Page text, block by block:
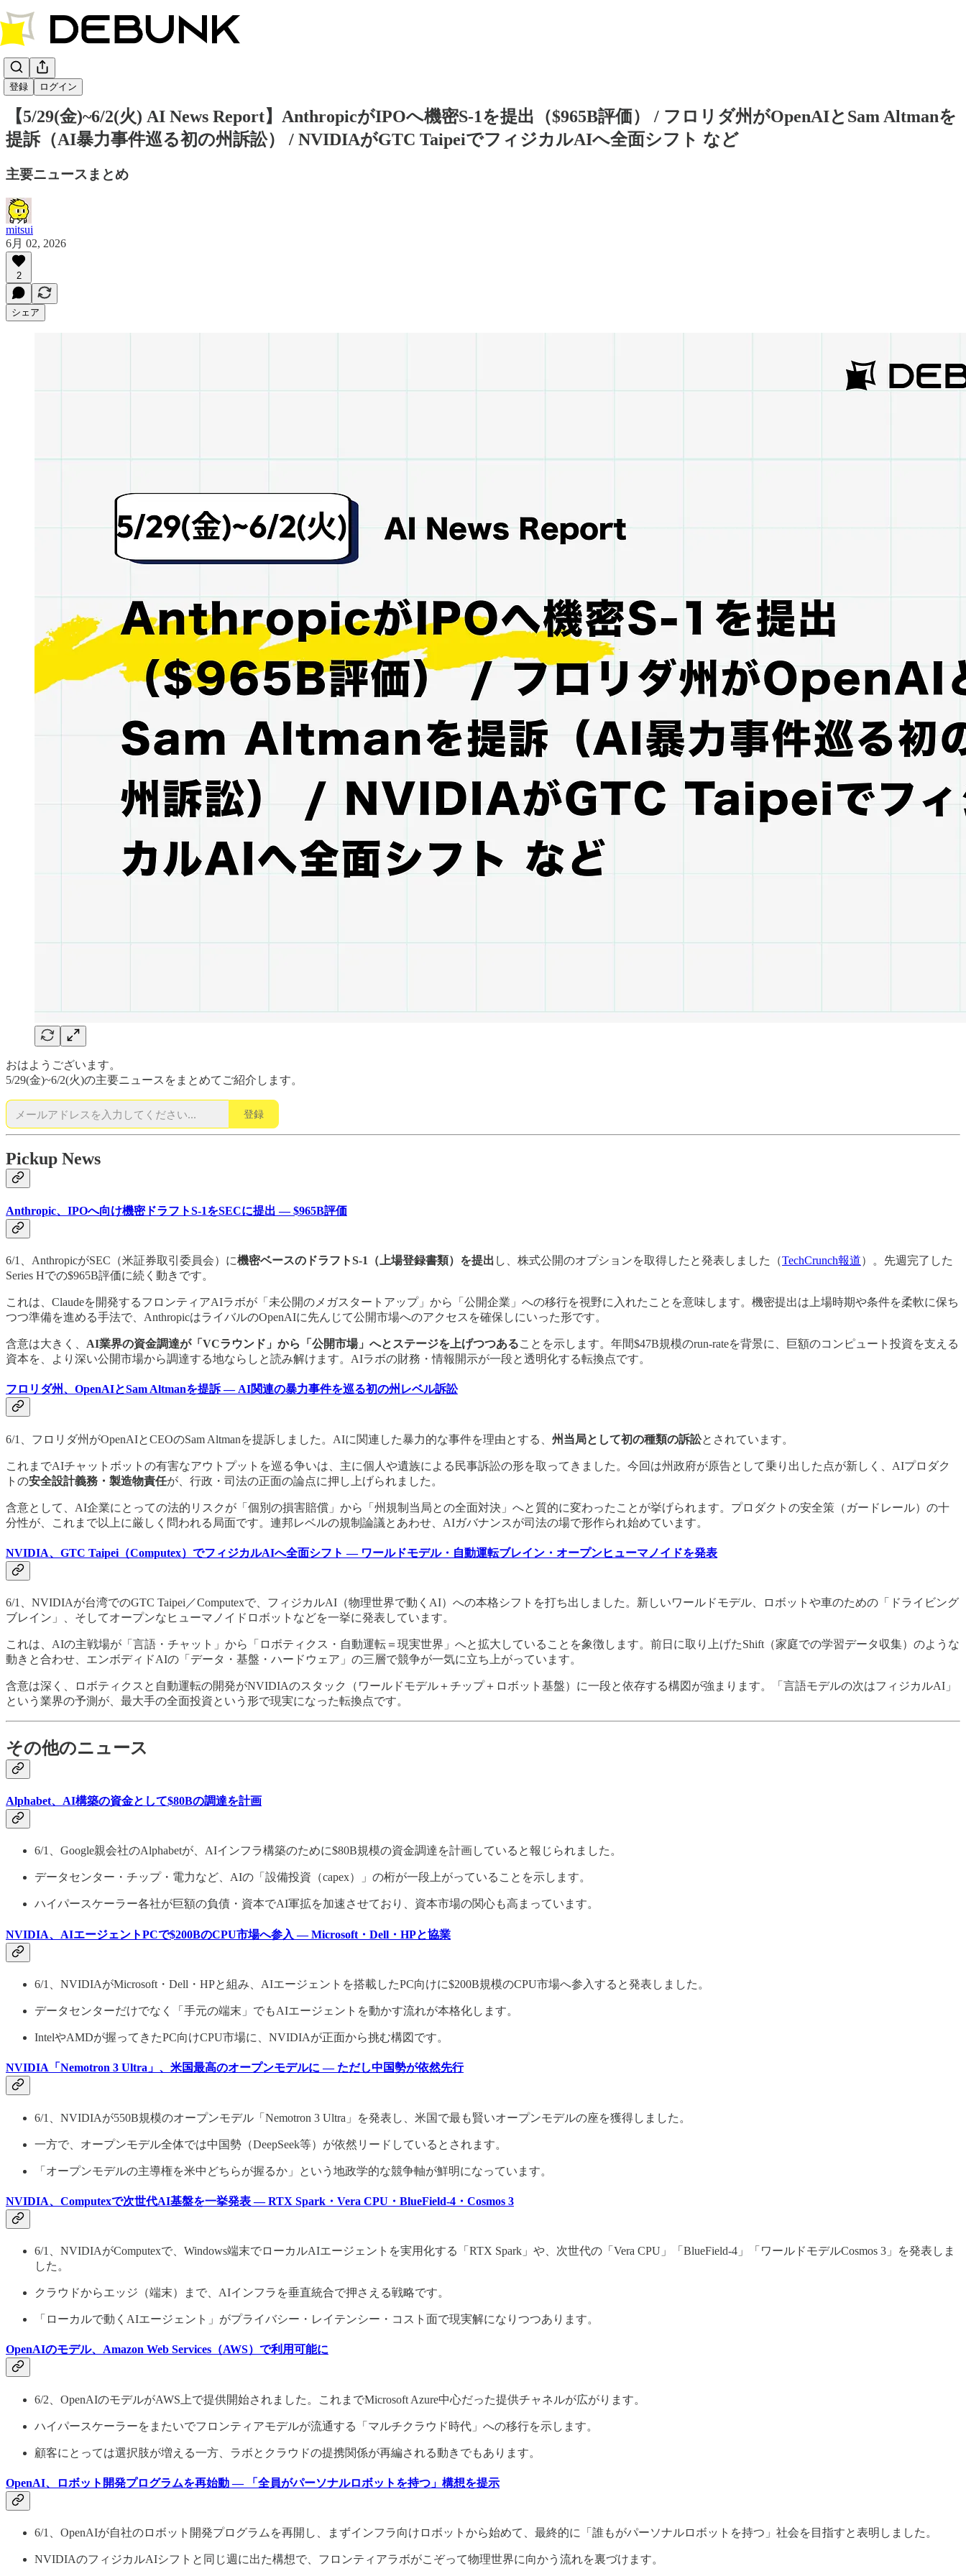
登録 ログイン
DEBUNK AI
【5/29(金)~6/2(火) AI News Report】AnthropicがIPOへ機密S-1を提出（$965B評価） / フロリダ州がOpenAIとSam Altmanを
提訴（AI暴力事件巡る初の州訴訟） / NVIDIAがGTC TaipeiでフィジカルAIへ全面シフト など
主要ニュースまとめ
mitsui
6月 02, 2026
2
シェア
おはようございます。
5/29(金)~6/2(火)の主要ニュースをまとめてご紹介します。
登録
Pickup News
Anthropic、IPOへ向け機密ドラフトS-1をSECに提出 — $965B評価
6/1、AnthropicがSEC（米証券取引委員会）に機密ベースのドラフトS-1（上場登録書類）を提出 し、株式公開のオプションを取得したと発表しました（TechCrunch報道）。先週完了した
Series Hでの$965B評価に続く動きです。
これは、Claudeを開発するフロンティアAIラボが「未公開のメガスタートアップ」から「公開企業」への移行を視野に入れたことを意味します。機密提出は上場時期や条件を柔軟に保ち
つつ準備を進める手法で、AnthropicはライバルのOpenAIに先んじて公開市場へのアクセスを確保しにいった形です。
含意は大きく、 AI業界の資金調達が「VCラウンド」から「公開市場」へとステージを上げつつあることを示します。年間$47B規模のrun-rateを背景に、巨額のコンピュート投資を支える
資本を、より深い公開市場から調達する地ならしと読み解けます。AIラボの財務・情報開示が一段と透明化する転換点です。
フロリダ州、OpenAIとSam Altmanを提訴 — AI関連の暴力事件を巡る初の州レベル訴訟
6/1、フロリダ州がOpenAIとCEOのSam Altmanを提訴しました。AIに関連した暴力的な事件を理由とする、 州当局として初の種類の訴訟とされています。
これまでAIチャットボットの有害なアウトプットを巡る争いは、主に個人や遺族による民事訴訟の形を取ってきました。今回は州政府が原告として乗り出した点が新しく、AIプロダク
トの安全設計義務・製造物責任が、行政・司法の正面の論点に押し上げられました。
含意として、AI企業にとっての法的リスクが「個別の損害賠償」から「州規制当局との全面対決」へと質的に変わったことが挙げられます。プロダクトの安全策（ガードレール）の十
分性が、これまで以上に厳しく問われる局面です。連邦レベルの規制論議とあわせ、AIガバナンスが司法の場で形作られ始めています。
NVIDIA、GTC Taipei（Computex）でフィジカルAIへ全面シフト — ワールドモデル・自動運転ブレイン・オープンヒューマノイドを発表
6/1、NVIDIAが台湾でのGTC Taipei／Computexで、フィジカルAI（物理世界で動くAI）への本格シフトを打ち出しました。新しいワールドモデル、ロボットや車のための「ドライビング
ブレイン」、そしてオープンなヒューマノイドロボットなどを一挙に発表しています。
これは、AIの主戦場が「言語・チャット」から「ロボティクス・自動運転＝現実世界」へと拡大していることを象徴します。前日に取り上げたShift（家庭での学習データ収集）のような
動きと合わせ、エンボディドAIの「データ・基盤・ハードウェア」の三層で競争が一気に立ち上がっています。
含意は深く、ロボティクスと自動運転の開発がNVIDIAのスタック（ワールドモデル＋チップ＋ロボット基盤）に一段と依存する構図が強まります。「言語モデルの次はフィジカルAI」
という業界の予測が、最大手の全面投資という形で現実になった転換点です。
その他のニュース
Alphabet、AI構築の資金として$80Bの調達を計画
6/1、Google親会社のAlphabetが、AIインフラ構築のために$80B規模の資金調達を計画していると報じられました。
データセンター・チップ・電力など、AIの「設備投資（capex）」の桁が一段上がっていることを示します。
ハイパースケーラー各社が巨額の負債・資本でAI軍拡を加速させており、資本市場の関心も高まっています。
NVIDIA、AIエージェントPCで$200BのCPU市場へ参入 — Microsoft・Dell・HPと協業
6/1、NVIDIAがMicrosoft・Dell・HPと組み、AIエージェントを搭載したPC向けに$200B規模のCPU市場へ参入すると発表しました。
データセンターだけでなく「手元の端末」でもAIエージェントを動かす流れが本格化します。
IntelやAMDが握ってきたPC向けCPU市場に、NVIDIAが正面から挑む構図です。
NVIDIA「Nemotron 3 Ultra」、米国最高のオープンモデルに — ただし中国勢が依然先行
6/1、NVIDIAが550B規模のオープンモデル「Nemotron 3 Ultra」を発表し、米国で最も賢いオープンモデルの座を獲得しました。
一方で、オープンモデル全体では中国勢（DeepSeek等）が依然リードしているとされます。
「オープンモデルの主導権を米中どちらが握るか」という地政学的な競争軸が鮮明になっています。
NVIDIA、Computexで次世代AI基盤を一挙発表 — RTX Spark・Vera CPU・BlueField-4・Cosmos 3
6/1、NVIDIAがComputexで、Windows端末でローカルAIエージェントを実用化する「RTX Spark」や、次世代の「Vera CPU」「BlueField-4」「ワールドモデルCosmos 3」を発表しま
した。
クラウドからエッジ（端末）まで、AIインフラを垂直統合で押さえる戦略です。
「ローカルで動くAIエージェント」がプライバシー・レイテンシー・コスト面で現実解になりつつあります。
OpenAIのモデル、Amazon Web Services（AWS）で利用可能に
6/2、OpenAIのモデルがAWS上で提供開始されました。これまでMicrosoft Azure中心だった提供チャネルが広がります。
ハイパースケーラーをまたいでフロンティアモデルが流通する「マルチクラウド時代」への移行を示します。
顧客にとっては選択肢が増える一方、ラボとクラウドの提携関係が再編される動きでもあります。
OpenAI、ロボット開発プログラムを再始動 — 「全員がパーソナルロボットを持つ」構想を提示
6/1、OpenAIが自社のロボット開発プログラムを再開し、まずインフラ向けロボットから始めて、最終的に「誰もがパーソナルロボットを持つ」社会を目指すと表明しました。
NVIDIAのフィジカルAIシフトと同じ週に出た構想で、フロンティアラボがこぞって物理世界に向かう流れを裏づけます。